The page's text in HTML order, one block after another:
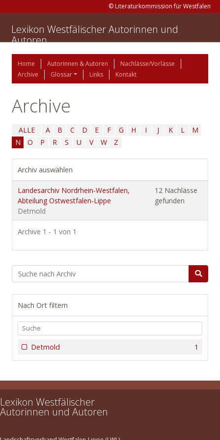
© Literaturkommission für Westfalen
Lexikon Westfälischer Autorinnen und
Autoren
Home Autorinnen & Autoren
Nachlässe/Vorlässe
Archive
Glossar Links Kontakt
Archive
ALLE A B C D E F G H I J K L
M
N
O P R S U V W Z
Archiv auswählen
Landesarchiv Nordrhein-Westfalen,
Abteilung Ostwestfalen-Lippe
Detmold
12 Nachlässe
gefunden
Archive 1 - 1 von 1
Nach Ort filtern
1
Detmold
Lexikon Westfälischer
Autorinnen und Autoren